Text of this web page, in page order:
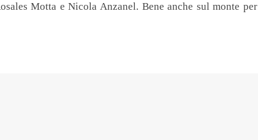
Motta e Nicola Anzanel. Bene anche sul monte per